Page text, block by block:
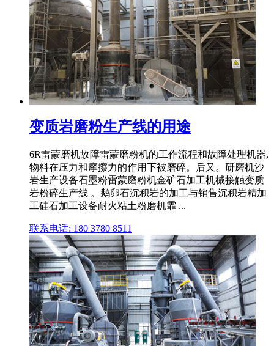
变质岩磨粉生产线的用途
6R雷蒙磨机故障雷蒙磨粉机的工作流程和故障处理机器,
物料在压力和摩擦力的作用下被磨碎。后又。研磨机沙
岩生产设备石墨粉雷蒙磨粉机金矿石加工机械接触变质
岩粉碎生产线 。鹅卵石沉积岩的加工与销售沉积岩精加
工硅石加工设备耐火粘土粉磨机霏 ...
联系电话: 180 3780 8511